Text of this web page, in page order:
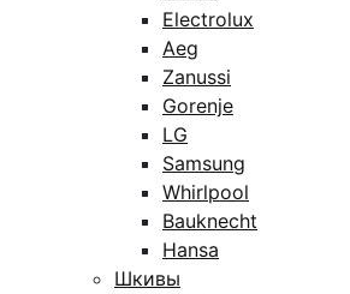
Electrolux
Aeg
Zanussi
Gorenje
LG
Samsung
Whirlpool
Bauknecht
Hansa
Шкивы